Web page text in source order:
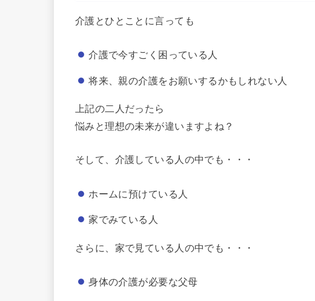
介護とひとことに言っても
介護で今すごく困っている人
将来、親の介護をお願いするかもしれない人
上記の二人だったら
悩みと理想の未来が違いますよね？
そして、介護している人の中でも・・・
ホームに預けている人
家でみている人
さらに、家で見ている人の中でも・・・
身体の介護が必要な父母